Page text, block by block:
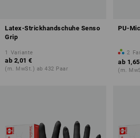
Latex-Strickhandschuhe Senso
Grip
1 Variante
ab 2,01 €
(m. MwSt.) ab 432 Paar
PU-
2
ab
(m.